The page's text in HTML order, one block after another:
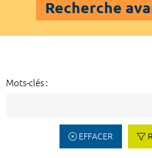
Recherche
Mots-clés :
EFFACER